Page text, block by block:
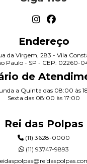
Endereço
da Virgem, 283 - Vila
Paulo - SP - CEP: 02260-
de
a Quinta das 08:00 às
Sexta das 08:00 às 17:00
Rei das Polpas
(11) 3628-0000
(11) 93747-9893